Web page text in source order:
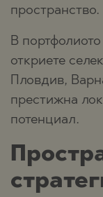
пространство.
В
откриете
Пловдив,
престижна
потенциал.